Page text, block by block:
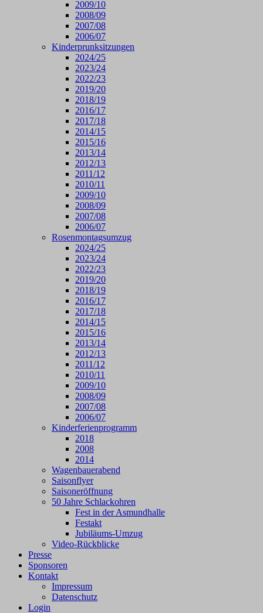
2009/10
2008/09
2007/08
2006/07
Kinderprunksitzungen
2024/25
2023/24
2022/23
2019/20
2018/19
2016/17
2017/18
2014/15
2015/16
2013/14
2012/13
2011/12
2010/11
2009/10
2008/09
2007/08
2006/07
Rosenmontagsumzug
2024/25
2023/24
2022/23
2019/20
2018/19
2016/17
2017/18
2014/15
2015/16
2013/14
2012/13
2011/12
2010/11
2009/10
2008/09
2007/08
2006/07
Kinderferienprogramm
2018
2008
2014
Wagenbauerabend
Saisonflyer
Saisoneröffnung
50 Jahre Schlackohren
Fest in der Asmundhalle
Festakt
Jubiläums-Umzug
Video-Rückblicke
Presse
Sponsoren
Kontakt
Impressum
Datenschutz
Login